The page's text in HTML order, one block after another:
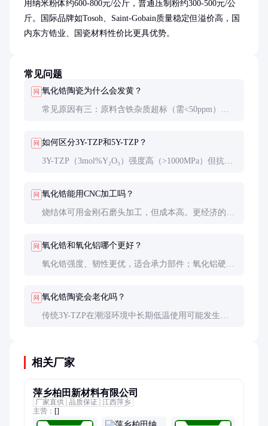
用纳米粉体约600-800元/公斤，普通压制粉约300-500元/公
斤。国际品牌如Tosoh、Saint-Gobain质量稳定但溢价高，国
内东方锆业、国瓷材料性价比更具优势。
常见问题
问 氧化锆陶瓷为什么会发黄？
常见原因有三：原料含铁杂质超标（需<50ppm）、
测试。
问 如何区分3Y-TZP和5Y-TZP？
3Y-TZP（3mol%Y₂O₃）强度高（>1000MPa）但抗老
问 氧化锆能用CNC加工吗？
烧结体可用金刚石磨头加工，但成本高。更经济的做
问 氧化锆和氧化铝哪个更好？
氧化锆强度、韧性更优，适合承力部件；氧化铝硬度
问 氧化锆陶瓷会老化吗？
传统3Y-TZP在潮湿环境中长期低温使用可能发生
相关厂家
萍乡柏田新材料有限公司
厂家直供 品质保证 江西萍乡
主营： []